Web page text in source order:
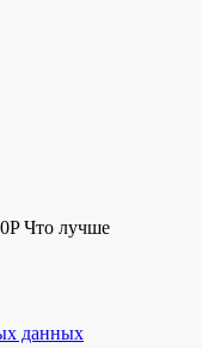
Что лучше
данных